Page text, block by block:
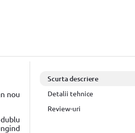
Scurta descriere
Detalii tehnice
Review-uri
nou